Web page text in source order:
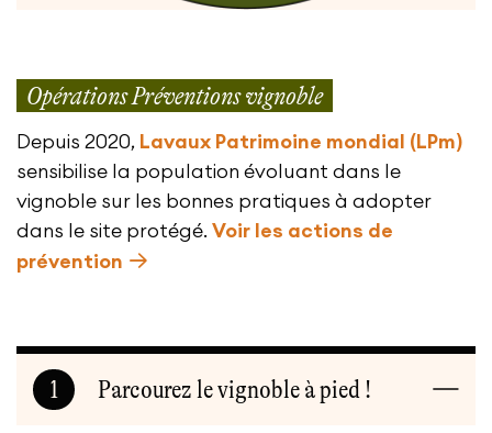
Opérations Préventions vignoble
Depuis 2020, Lavaux Patrimoine mondial (LPm)
sensibilise la population évoluant dans le
vignoble sur les bonnes pratiques à adopter
dans le site protégé. Voir les actions de
prévention
1 Parcourez le vignoble à pied !